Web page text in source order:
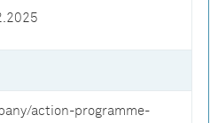
action-programme-